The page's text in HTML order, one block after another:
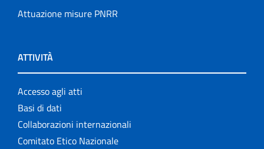
Attuazione misure PNRR
ATTIVITÀ
Accesso agli atti
Basi di dati
Collaborazioni internazionali
Comitato Etico Nazionale